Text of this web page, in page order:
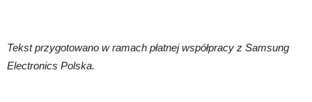
Tekst przygotowano w ramach płatnej współpracy z Samsung
Electronics Polska.